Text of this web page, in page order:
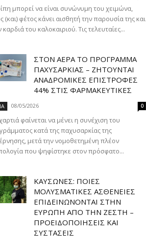
μπορεί να είναι συνώνυμη του χειμώνα,
(και) φέτος κάνει αισθητή την παρουσία της και
καρδιά του καλοκαιριού. Τις τελευταίες...
ΣΤΟΝ ΑΈΡΑ ΤΟ ΠΡΌΓΡΑΜΜΑ
ΠΑΧΥΣΑΡΚΊΑΣ – ΖΗΤΟΎΝΤΑΙ
ΑΝΑΔΡΟΜΙΚΈΣ ΕΠΙΣΤΡΟΦΈΣ
44% ΣΤΙΣ ΦΑΡΜΑΚΕΥΤΙΚΈΣ
08/05/2026 0
φαίνεται να μένει η συνέχιση του
κατά της παχυσαρκίας της
μετά την νομοθετημένη πλέον
που ψηφίστηκε στον πρόσφατο...
ΚΑΎΣΩΝΕΣ: ΠΟΙΕΣ
ΜΟΛΥΣΜΑΤΙΚΈΣ ΑΣΘΈΝΕΙΕΣ
ΕΠΙΔΕΙΝΏΝΟΝΤΑΙ ΣΤΗΝ
ΕΥΡΏΠΗ ΑΠΌ ΤΗΝ ΖΈΣΤΗ –
ΠΡΟΕΙΔΟΠΟΙΉΣΕΙΣ ΚΑΙ
ΣΥΣΤΆΣΕΙΣ